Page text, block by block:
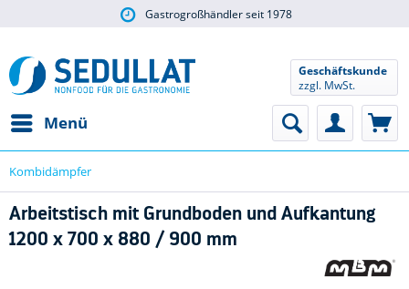
Gastrogroßhändler seit 1978
Menü
Geschäftskunde
zzgl. MwSt.
Kombidämpfer
Arbeitstisch mit Grundboden und Aufkantung
1200 x 700 x 880 / 900 mm